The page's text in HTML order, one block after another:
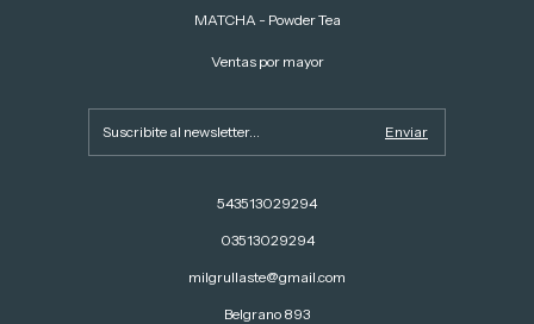
MATCHA - Powder Tea
Ventas por mayor
543513029294
03513029294
milgrullaste@gmail.com
Belgrano 893